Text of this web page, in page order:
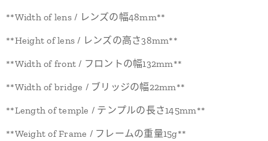
**Width of lens / レンズの幅48mm**
**Height of lens / レンズの高さ38mm**
**Width of front / フロントの幅132mm**
**Width of bridge / ブリッジの幅22mm**
**Length of temple / テンプルの長さ145mm**
**Weight of Frame / フレームの重量15g**